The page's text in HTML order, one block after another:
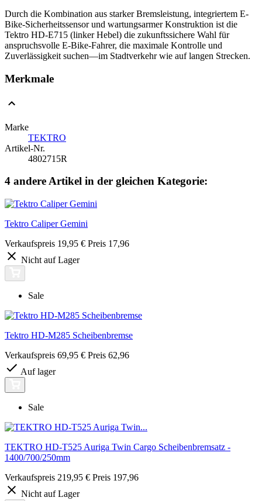
Durch die Kombination aus starker Bremsleistung, integriertem E-
Bike-Sicherheitssensor und wartungsarmer Konstruktion ist die
Tektro HD-E715 (linker Hebel) die zukunftssichere Wahl für
anspruchsvolle E-Bike-Fahrer, die maximale Kontrolle und
Zuverlässigkeit suchen—im Stadtverkehr wie auf langen Strecken.
Merkmale
Marke
TEKTRO
Artikel-Nr.
4802715R
4 andere Artikel in der gleichen Kategorie:
Tektro Caliper Gemini
Verkaufspreis 19,95 € Preis 17,96
Nicht auf Lager
Sale
Tektro HD-M285 Scheibenbremse
Verkaufspreis 69,95 € Preis 62,96
Auf lager
Sale
TEKTRO HD-T525 Auriga Twin Cargo Scheibenbremsatz -
1400/700/250mm
Verkaufspreis 219,95 € Preis 197,96
Nicht auf Lager